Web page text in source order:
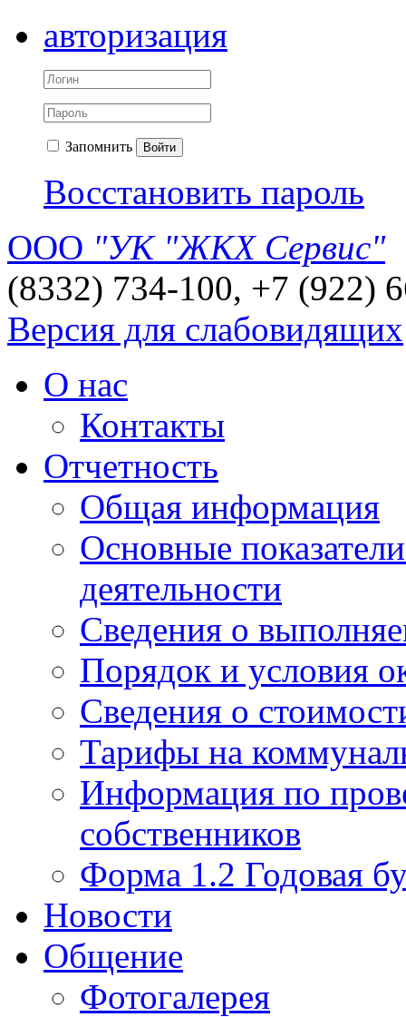
авторизация
Запомнить Войти
Восстановить пароль
ООО "УК "ЖКХ Сервис"
(8332) 734-100, +7 (922)
Версия для слабовидящих
О нас
Контакты
Отчетность
Общая информация
Основные
деятельности
Сведения о
Порядок и условия
Сведения о
Тарифы на
Информация по
собственников
Форма 1.2 Годовая
Новости
Общение
Фотогалерея